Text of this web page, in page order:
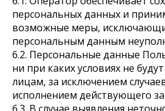
персональных данных и
возможные меры,
персональным данным
6.2. Персональные данные
ни при каких условиях не
лицам, за исключением
исполнением действующего